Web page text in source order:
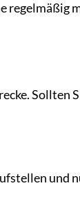
regelmäßig
Sollten
und